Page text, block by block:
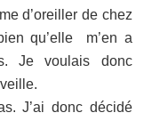
d’oreiller de chez
qu’elle m’en a
Je voulais donc
J’ai donc décidé